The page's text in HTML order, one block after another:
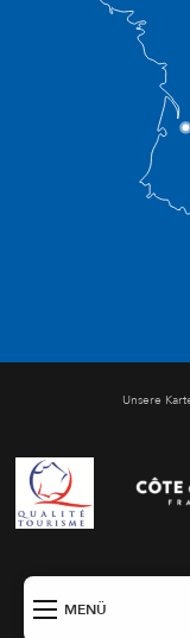
MENÜ
Unsere